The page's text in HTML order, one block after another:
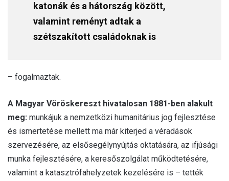
katonák és a hátország között,
valamint reményt adtak a
szétszakított családoknak is
– fogalmaztak.
A Magyar Vöröskereszt hivatalosan 1881-ben alakult
meg: munkájuk a nemzetközi humanitárius jog fejlesztése
és ismertetése mellett ma már kiterjed a véradások
szervezésére, az elsősegélynyújtás oktatására, az ifjúsági
munka fejlesztésére, a keresőszolgálat működtetésére,
valamint a katasztrófahelyzetek kezelésére is – tették